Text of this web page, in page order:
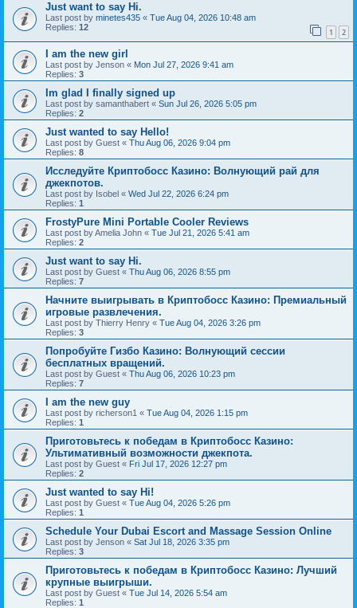
Just want to say Hi.
Last post by minetes435 « Tue Aug 04, 2026 10:48 am
Replies: 12 1 2
I am the new girl
Last post by Jenson « Mon Jul 27, 2026 9:41 am
Replies: 3
Im glad I finally signed up
Last post by samanthabert « Sun Jul 26, 2026 5:05 pm
Replies: 2
Just wanted to say Hello!
Last post by Guest « Thu Aug 06, 2026 9:04 pm
Replies: 8
Исследуйте Криптобосс Казино: Волнующий рай для
джекпотов.
Last post by Isobel « Wed Jul 22, 2026 6:24 pm
Replies: 1
FrostyPure Mini Portable Cooler Reviews
Last post byAmelia John « Tue Jul 21, 2026 5:41 am
Replies: 2
Just want to say Hi.
Last post by Guest « Thu Aug 06, 2026 8:55 pm
Replies: 7
Начните выигрывать в Криптобосс Казино: Премиальный
игровые развлечения.
Last post by Thierry Henry « Tue Aug 04, 2026 3:26 pm
Replies: 3
Попробуйте Гизбо Казино: Волнующий сессии
бесплатных вращений.
Last post by Guest « Thu Aug 06, 2026 10:23 pm
Replies: 7
I am the new guy
Last post by richerson1 « Tue Aug 04, 2026 1:15 pm
Replies: 1
Приготовьтесь к победам в Криптобосс Казино:
Ультимативный возможности джекпота.
Last post by Guest « Fri Jul 17, 2026 12:27 pm
Replies: 2
Just wanted to say Hi!
Last post by Guest « Tue Aug 04, 2026 5:26 pm
Replies: 1
Schedule Your Dubai Escort and Massage Session Online
Last post by Jenson « Sat Jul 18, 2026 3:35 pm
Replies: 3
Приготовьтесь к победам в Криптобосс Казино: Лучший
крупные выигрыши.
Last post by Guest « Tue Jul 14, 2026 5:54 am
Replies: 1